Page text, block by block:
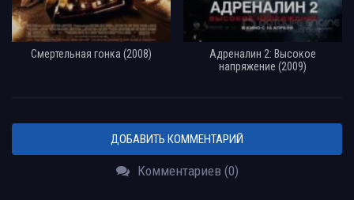
Смертельная гонка (2008)
Адреналин 2: Высокое
напряжение (2009)
ДОБАВИТЬ КОММЕНТАРИЙ
Комментариев (0)